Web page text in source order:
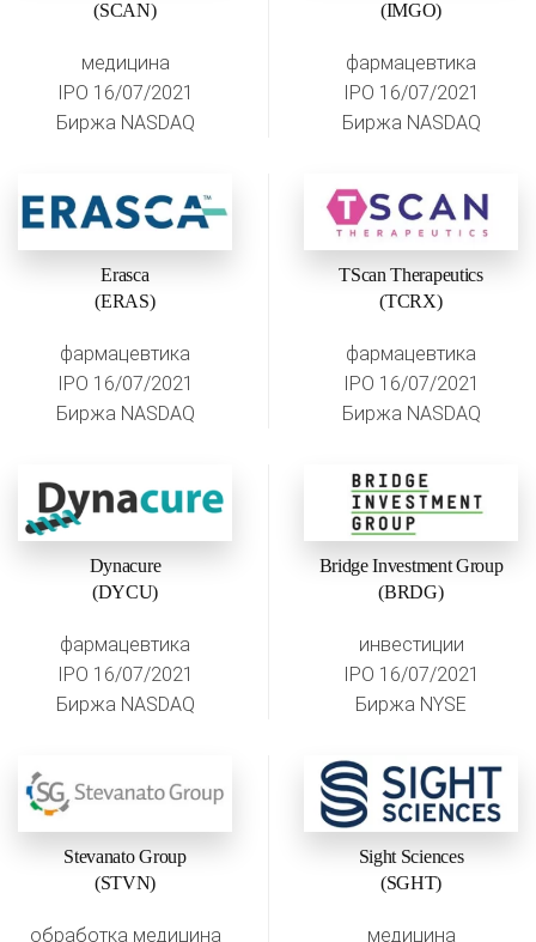
(SCAN)
медицина
IPO 16/07/2021
Биржа NASDAQ
(IMGO)
фармацевтика
IPO 16/07/2021
Биржа NASDAQ
Erasca
(ERAS)
фармацевтика
IPO 16/07/2021
Биржа NASDAQ
TScan Therapeutics
(TCRX)
фармацевтика
IPO 16/07/2021
Биржа NASDAQ
Dynacure
(DYCU)
фармацевтика
IPO 16/07/2021
Биржа NASDAQ
Bridge Investment Group
(BRDG)
инвестиции
IPO 16/07/2021
Биржа NYSE
Stevanato Group
(STVN)
обработка медицина
Sight Sciences
(SGHT)
медицина